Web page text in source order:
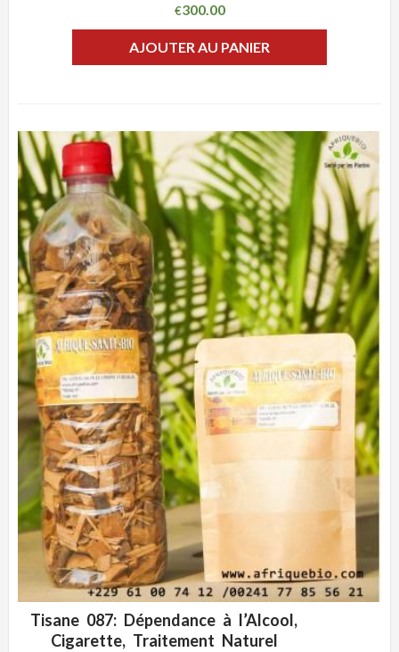
€300.00
AJOUTER AU PANIER
CLIQUEZ POUR VOIR
ADD WISHLIST
Tisane 087: Dépendance à l’Alcool,
Cigarette, Traitement Naturel